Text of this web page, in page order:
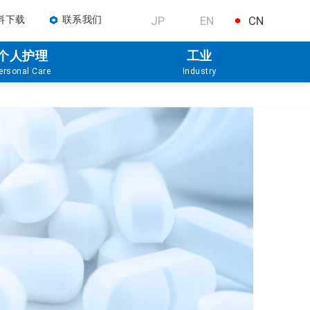
下载 联系我们 JP EN CN
人护理
Care
工业
Industry